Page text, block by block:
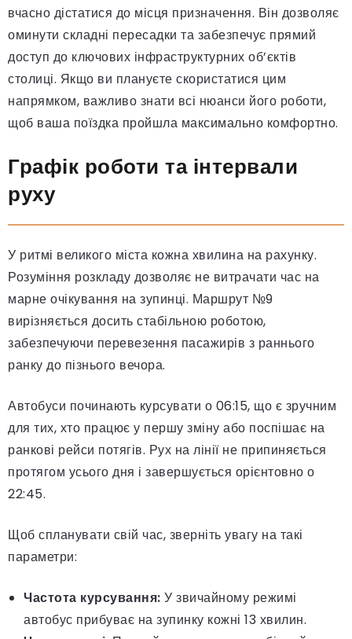
вчасно дістатися до місця призначення. Він дозволяє
оминути складні пересадки та забезпечує прямий
доступ до ключових інфраструктурних об’єктів
столиці. Якщо ви плануєте скористатися цим
напрямком, важливо знати всі нюанси його роботи,
щоб ваша поїздка пройшла максимально комфортно.
Графік роботи та інтервали
руху
У ритмі великого міста кожна хвилина на рахунку.
Розуміння розкладу дозволяє не витрачати час на
марне очікування на зупинці. Маршрут №9
вирізняється досить стабільною роботою,
забезпечуючи перевезення пасажирів з раннього
ранку до пізнього вечора.
Автобуси починають курсувати о 06:15, що є зручним
для тих, хто працює у першу зміну або поспішає на
ранкові рейси потягів. Рух на лінії не припиняється
протягом усього дня і завершується орієнтовно о
22:45.
Щоб спланувати свій час, зверніть увагу на такі
параметри:
Частота курсування: У звичайному режимі
автобус прибуває на зупинку кожні 13 хвилин.